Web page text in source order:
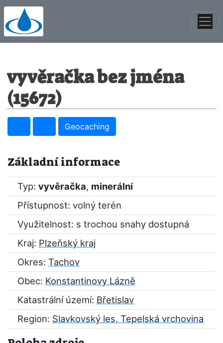
vyvěračka bez jména
(15672)
Geocaching
Základní informace
Typ: vyvěračka, minerální
Přístupnost: volný terén
Využitelnost: s trochou snahy dostupná
Kraj: Plzeňský kraj
Okres: Tachov
Obec: Konstantinovy Lázně
Katastrální území: Břetislav
Region: Slavkovský les, Tepelská vrchovina